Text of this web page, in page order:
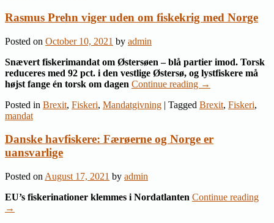
Rasmus Prehn viger uden om fiskekrig med Norge
Posted on October 10, 2021 by admin
Snævert fiskerimandat om Østersøen – blå partier imod. Torsk
reduceres med 92 pct. i den vestlige Østersø, og lystfiskere må
højst fange én torsk om dagen Continue reading →
Posted in Brexit, Fiskeri, Mandatgivning | Tagged Brexit, Fiskeri,
mandat
Danske havfiskere: Færøerne og Norge er
uansvarlige
Posted on August 17, 2021 by admin
EU’s fiskerinationer klemmes i Nordatlanten Continue reading
→